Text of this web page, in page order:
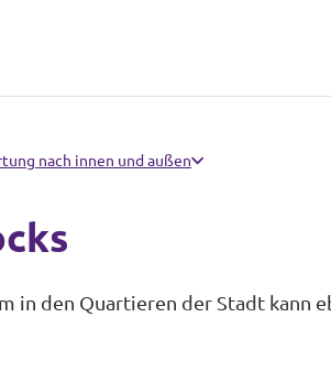
nach innen und außen
in den Quartieren der Stadt kann